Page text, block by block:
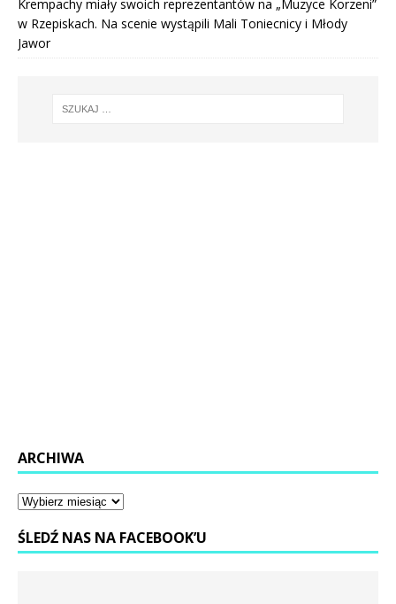
Krempachy miały swoich reprezentantów na „Muzyce Korzeni”
w Rzepiskach. Na scenie wystąpili Mali Toniecnicy i Młody
Jawor
ARCHIWA
ŚLEDŹ NAS NA FACEBOOK’U